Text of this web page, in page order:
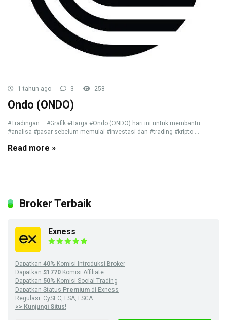
1 tahun ago 3 258
Ondo (ONDO)
#Tradingan – #Grafik #Harga #Ondo (ONDO) hari ini untuk membantu
#analisa #pasar sebelum memulai #investasi dan #trading #kripto ...
Read more »
Broker Terbaik
Exness
Dapatkan 40% Komisi Introduksi Broker
Dapatkan $1770 Komisi Affiliate
Dapatkan 50% Komisi Social Trading
Dapatkan Status Premium di Exness
Regulasi: CySEC, FSA, FSCA
>> Kunjungi Situs!